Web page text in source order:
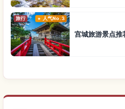
旅行 人气No.3
宫城旅游景点推